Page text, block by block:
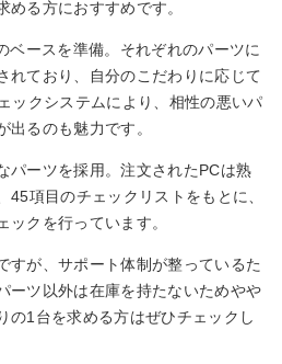
める方におすすめです。
ベースを準備。それぞれのパーツに
れており、自分のこだわりに応じて
ックシステムにより、相性の悪いパ
出るのも魅力です。
パーツを採用。注文されたPCは熟
45項目のチェックリストをもとに、
ックを行っています。
すが、サポート体制が整っているた
ーツ以外は在庫を持たないためやや
の1台を求める方はぜひチェックし